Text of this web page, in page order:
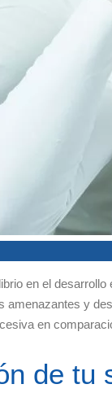
en el
amenazantes y
en
de tu